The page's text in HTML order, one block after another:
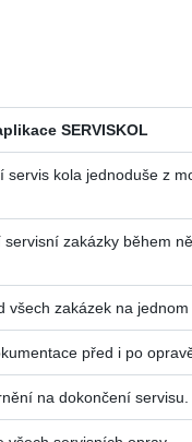
SERVISKOL
servis kola jednoduše z
zakázky během
všech zakázek na jednom
před i po
na dokončení servisu.